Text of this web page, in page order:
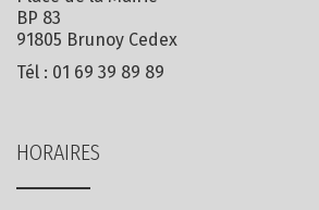
BP 83
91805 Brunoy Cedex
Tél : 01 69 39 89 89
HORAIRES